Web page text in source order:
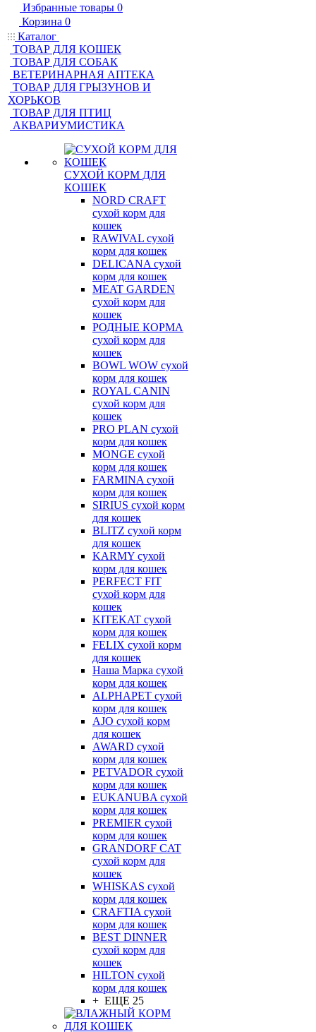
Избранные товары 0
Корзина 0
Каталог
ТОВАР ДЛЯ КОШЕК
ТОВАР ДЛЯ СОБАК
ВЕТЕРИНАРНАЯ АПТЕКА
ТОВАР ДЛЯ ГРЫЗУНОВ И
ХОРЬКОВ
ТОВАР ДЛЯ ПТИЦ
АКВАРИУМИСТИКА
СУХОЙ КОРМ ДЛЯ
КОШЕК
NORD CRAFT
сухой корм для
кошек
RAWIVAL сухой
корм для кошек
DELICANA сухой
корм для кошек
MEAT GARDEN
сухой корм для
кошек
РОДНЫЕ КОРМА
сухой корм для
кошек
BOWL WOW сухой
корм для кошек
ROYAL CANIN
сухой корм для
кошек
PRO PLAN сухой
корм для кошек
MONGE сухой
корм для кошек
FARMINA сухой
корм для кошек
SIRIUS сухой корм
для кошек
BLITZ сухой корм
для кошек
KARMY сухой
корм для кошек
PERFECT FIT
сухой корм для
кошек
KITEKAT сухой
корм для кошек
FELIX сухой корм
для кошек
Наша Марка сухой
корм для кошек
ALPHAPET сухой
корм для кошек
AJO сухой корм
для кошек
AWARD сухой
корм для кошек
PETVADOR сухой
корм для кошек
EUKANUBA сухой
корм для кошек
PREMIER сухой
корм для кошек
GRANDORF CAT
сухой корм для
кошек
WHISKAS сухой
корм для кошек
CRAFTIA сухой
корм для кошек
BEST DINNER
сухой корм для
кошек
HILTON сухой
корм для кошек
+ ЕЩЕ 25